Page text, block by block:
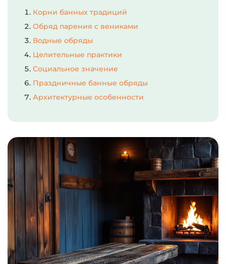
Корни банных традиций
Обряд парения с вениками
Водные обряды
Целительные практики
Социальное значение
Праздничные банные обряды
Архитектурные особенности